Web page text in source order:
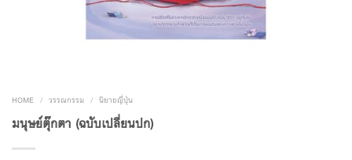
HOME / วรรณกรรม / นิยายญี่ปุ่น
มนุษย์ตุ๊กตา (ฉบับเปลี่ยนปก)